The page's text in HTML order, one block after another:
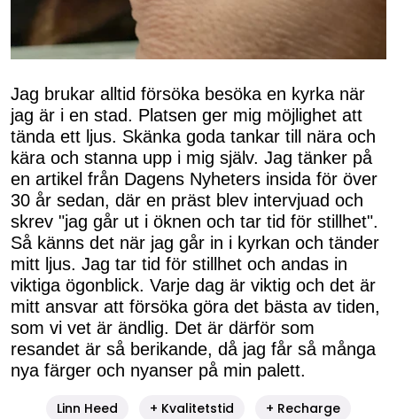
Jag brukar alltid försöka besöka en kyrka när
jag är i en stad. Platsen ger mig möjlighet att
tända ett ljus. Skänka goda tankar till nära och
kära och stanna upp i mig själv. Jag tänker på
en artikel från Dagens Nyheters insida för över
30 år sedan, där en präst blev intervjuad och
skrev "jag går ut i öknen och tar tid för stillhet".
Så känns det när jag går in i kyrkan och tänder
mitt ljus. Jag tar tid för stillhet och andas in
viktiga ögonblick. Varje dag är viktig och det är
mitt ansvar att försöka göra det bästa av tiden,
som vi vet är ändlig. Det är därför som
resandet är så berikande, då jag får så många
nya färger och nyanser på min palett.
Linn Heed + Kvalitetstid + Recharge